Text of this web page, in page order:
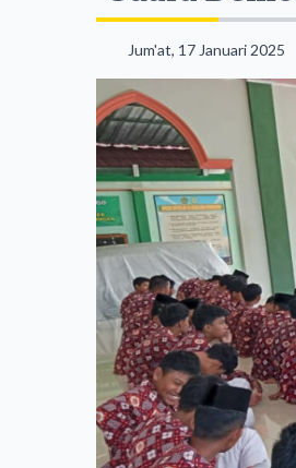
Jum'at, 17 Januari 2025